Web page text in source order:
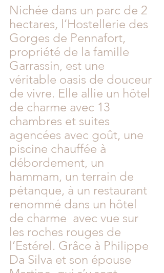
Nichée dans un parc de 2
hectares, l’Hostellerie des
Gorges de Pennafort,
propriété de la famille
Garrassin, est une
véritable oasis de douceur
de vivre. Elle allie un hôtel
de charme avec 13
chambres et suites
agencées avec goût, une
piscine chauffée à
débordement, un
hammam, un terrain de
pétanque, à un restaurant
renommé dans un hôtel
de charme  avec vue sur
les roches rouges de
l’Estérel. Grâce à Philippe
Da Silva et son épouse